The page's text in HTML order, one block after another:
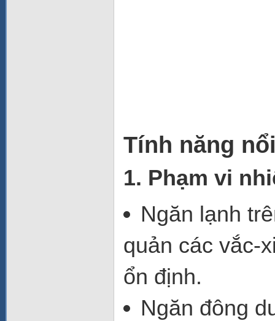
Tính năng
1. Phạm vi
Ngăn lạnh
quản các vắc-
ổn định.
Ngăn đông